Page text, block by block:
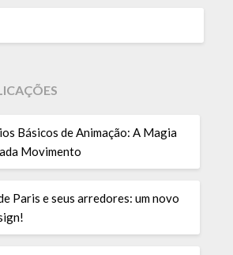
Básicos de Animação: A Magia
Movimento
Paris e seus arredores: um novo